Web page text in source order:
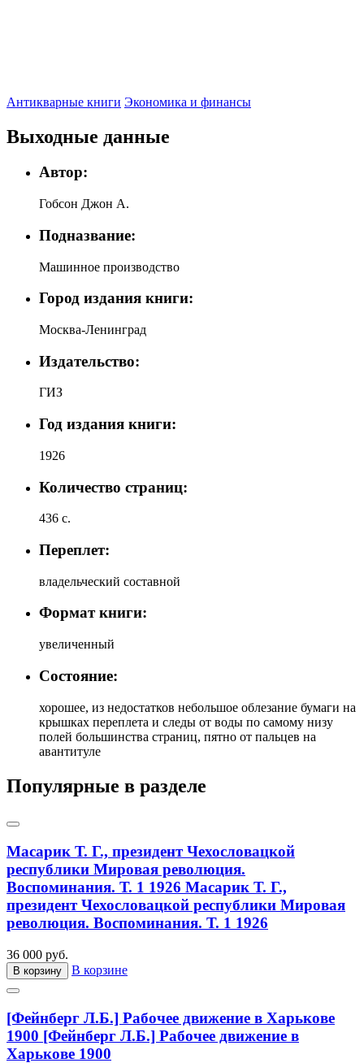
Антикварные книги Экономика и финансы
Выходные данные
Автор:
Гобсон Джон А.
Подназвание:
Машинное производство
Город издания книги:
Москва-Ленинград
Издательство:
ГИЗ
Год издания книги:
1926
Количество страниц:
436 с.
Переплет:
владельческий составной
Формат книги:
увеличенный
Состояние:
хорошее, из недостатков небольшое облезание бумаги на
крышках переплета и следы от воды по самому низу
полей большинства страниц, пятно от пальцев на
авантитуле
Популярные в разделе
Масарик Т. Г., президент Чехословацкой
республики Мировая революция.
Воспоминания. Т. 1 1926 Масарик Т. Г.,
президент Чехословацкой республики Мировая
революция. Воспоминания. Т. 1 1926
36 000 руб.
В корзину В корзине
[Фейнберг Л.Б.] Рабочее движение в Харькове
1900 [Фейнберг Л.Б.] Рабочее движение в
Харькове 1900